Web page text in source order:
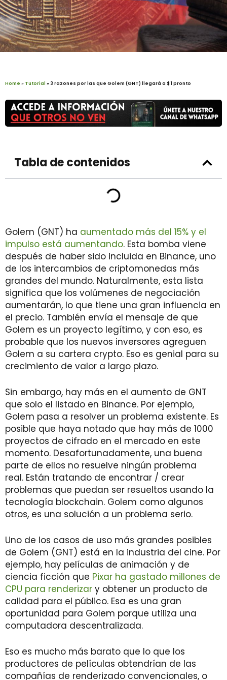
Home » Tutorial »3 razones por las que Golem (GNT) llegará a $ 1 pronto
Tabla de contenidos
Golem (GNT) ha aumentado más del 15% y el
impulso está aumentando. Esta bomba viene
después de haber sido incluida en Binance, uno
de los intercambios de criptomonedas más
grandes del mundo. Naturalmente, esta lista
significa que los volúmenes de negociación
aumentarán, lo que tiene una gran influencia en
el precio. También envía el mensaje de que
Golem es un proyecto legítimo, y con eso, es
probable que los nuevos inversores agreguen
Golem a su cartera crypto. Eso es genial para su
crecimiento de valor a largo plazo.
Sin embargo, hay más en el aumento de GNT
que solo el listado en Binance. Por ejemplo,
Golem pasa a resolver un problema existente. Es
posible que haya notado que hay más de 1000
proyectos de cifrado en el mercado en este
momento. Desafortunadamente, una buena
parte de ellos no resuelve ningún problema
real. Están tratando de encontrar / crear
problemas que puedan ser resueltos usando la
tecnología blockchain. Golem como algunos
otros, es una solución a un problema serio.
Uno de los casos de uso más grandes posibles
de Golem (GNT) está en la industria del cine. Por
ejemplo, hay películas de animación y de
ciencia ficción que Pixar ha gastado millones de
CPU para renderizar y obtener un producto de
calidad para el público. Esa es una gran
oportunidad para Golem porque utiliza una
computadora descentralizada.
Eso es mucho más barato que lo que los
productores de películas obtendrían de las
compañías de renderizado convencionales, o